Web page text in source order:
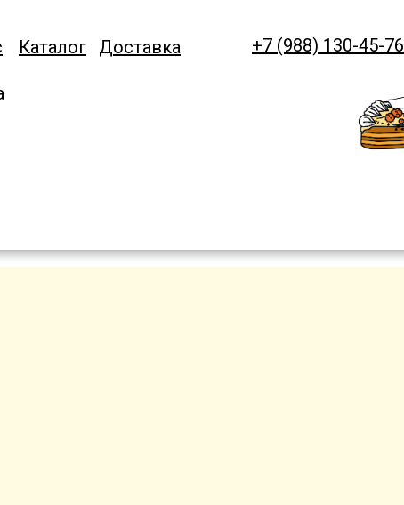
+7 (988) 130-45-76
Каталог Доставка